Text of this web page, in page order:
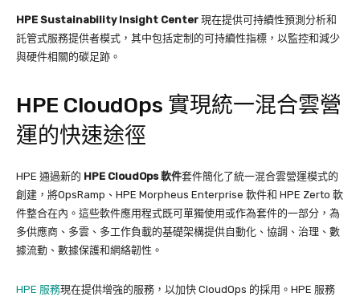
HPE Sustainability Insight Center 現在提供可持續性預測分析和
託管式服務提供者模式，其中包括定制的可持續性指標，以監控和減少
與硬件相關的碳足跡。
HPE CloudOps 實現統一混合雲營
運的快速途徑
HPE 通過新的 HPE CloudOps軟件套件簡化了統一混合雲營運模式的
創建，將OpsRamp、HPE Morpheus Enterprise 軟件和 HPE Zerto 軟
件整合在內。這些軟件應用程式既可單獨使用或作為套件的一部分，為
多供應商、多雲、多工作負載的基礎架構提供自動化、協調、治理、數
據流動、數據保護和網絡韌性。
HPE 服務現在提供增強的服務，以加快 CloudOps 的採用。HPE 服務